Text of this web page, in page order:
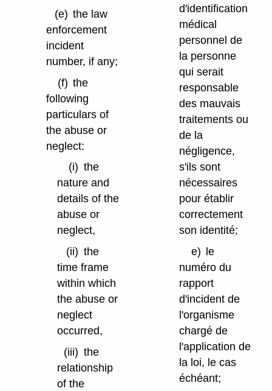
(e) the law
enforcement
incident
number, if any;
(f) the
following
particulars of
the abuse or
neglect:
(i) the
nature and
details of the
abuse or
neglect,
(ii) the
time frame
within which
the abuse or
neglect
occurred,
(iii) the
relationship
of the
d'identification
médical
personnel de
la personne
qui serait
responsable
des mauvais
traitements ou
de la
négligence,
s'ils sont
nécessaires
pour établir
correctement
son identité;
e) le
numéro du
rapport
d'incident de
l'organisme
chargé de
l'application de
la loi, le cas
échéant;